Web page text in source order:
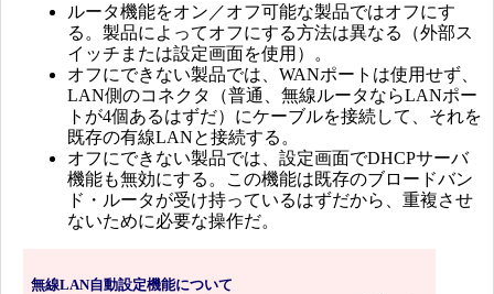
ルータ機能をオン／オフ可能な製品ではオフにす
る。製品によってオフにする方法は異なる（外部ス
イッチまたは設定画面を使用）。
オフにできない製品では、WANポートは使用せず、
LAN側のコネクタ（普通、無線ルータならLANポー
トが4個あるはずだ）にケーブルを接続して、それを
既存の有線LANと接続する。
オフにできない製品では、設定画面でDHCPサーバ
機能も無効にする。この機能は既存のブロードバン
ド・ルータが受け持っているはずだから、重複させ
ないために必要な操作だ。
無線LAN自動設定機能について